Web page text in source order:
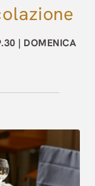
| DOMENICA